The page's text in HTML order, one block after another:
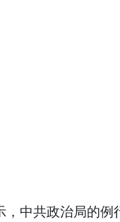
中共政治局的例